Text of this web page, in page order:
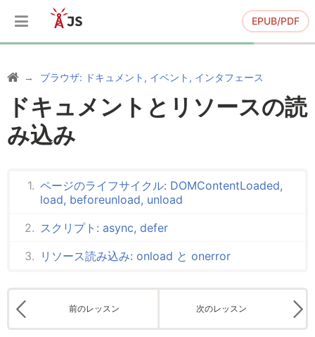
EPUB/PDF
ブラウザ: ドキュメント, イベント, インタフェース
ドキュメントとリソースの読
み込み
ページのライフサイクル: DOMContentLoaded,
load, beforeunload, unload
スクリプト: async, defer
リソース読み込み: onload と onerror
前のレッスン 次のレッスン